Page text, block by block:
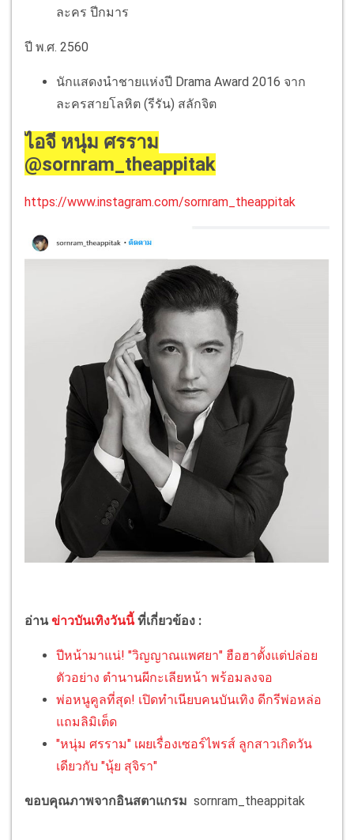
ละคร ปีกมาร
ปี พ.ศ. 2560
นักแสดงนำชายแห่งปี Drama Award 2016 จาก
ละครสายโลหิต (รีรัน) สลักจิต
ไอจี หนุ่ม ศรราม
@sornram_theappitak
https://www.instagram.com/sornram_theappitak
อ่านข่าวบันเทิงวันนี้ ที่เกี่ยวข้อง :
ปีหน้ามาแน่! "วิญญาณแพศยา" ฮือฮาตั้งแต่ปล่อย
ตัวอย่าง ตำนานผีกะเลียหน้า พร้อมลงจอ
พ่อหนูคูลที่สุด! เปิดทำเนียบคนบันเทิง ดีกรีพ่อหล่อ
แถมลิมิเต็ด
"หนุ่ม ศรราม" เผยเรื่องเซอร์ไพรส์ ลูกสาวเกิดวัน
เดียวกับ "นุ้ย สุจิรา"
ขอบคุณภาพจากอินสตาแกรม sornram_theappitak